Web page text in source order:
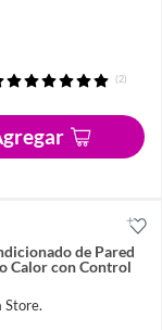
(2)
de Pared
Calor con Control
Store.